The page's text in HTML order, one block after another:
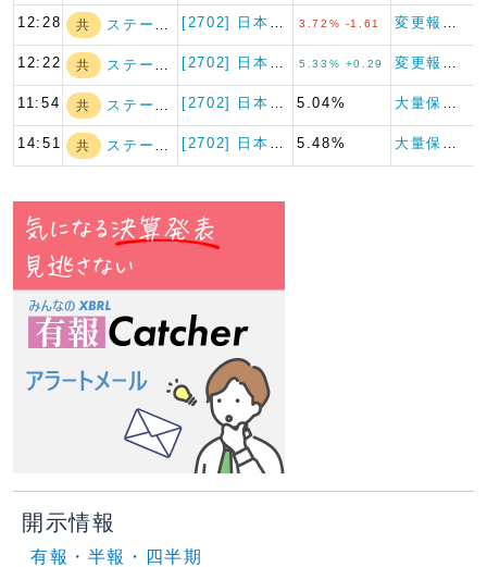
12:28 共 ステート・ストリ… 3.72% -1.61
12:22 共 ステート・ストリ… 5.33% +0.29
11:54 共 ステート・ストリ… 5.04%
14:51 共 ステート・ストリ… 5.48%
開示情報
有報・半報・四半期